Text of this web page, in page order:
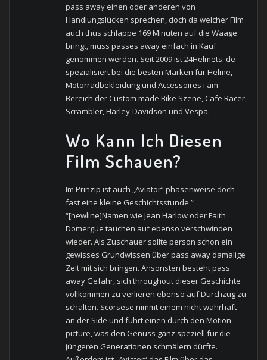
pass away einen oder anderen von
Handlungslücken sprechen, doch da welcher Film
auch thus schlappe 169 Minuten auf die Waage
bringt, muss passes away einfach in Kauf
genommen werden. Seit 2009 ist 24Helmets. de
spezialisiert bei die besten Marken für Helme,
Motorradbekleidung und Accessoires i am
Bereich der Custom made Bike Szene, Cafe Racer,
Scrambler, Harley-Davidson und Vespa.
Wo Kann Ich Diesen
Film Schauen?
Im Prinzip ist auch „Aviator“ phasenweise doch
fast eine kleine Geschichtsstunde.”
“[newline]Namen wie Jean Harlow oder Faith
Domergue tauchen auf ebenso verschwinden
wieder. Als Zuschauer sollte person schon ein
gewisses Grundwissen über pass away damalige
Zeit mit sich bringen. Ansonsten besteht pass
away Gefahr, sich throughout dieser Geschichte
vollkommen zu verlieren ebenso auf Durchzug zu
schalten. Scorsese nimmt einem nicht wahrhaft
an der Side und führt einen durch den Motion
picture, was den Genuss ganz speziell für die
jüngeren Generationen schmälern dürfte.